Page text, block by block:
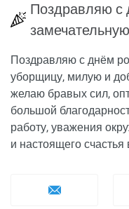
Поздравляю с
замечательную
Поздравляю с днём
уборщицу, милую и
желаю бравых сил,
большой
работу, уважения
и настоящего счастья